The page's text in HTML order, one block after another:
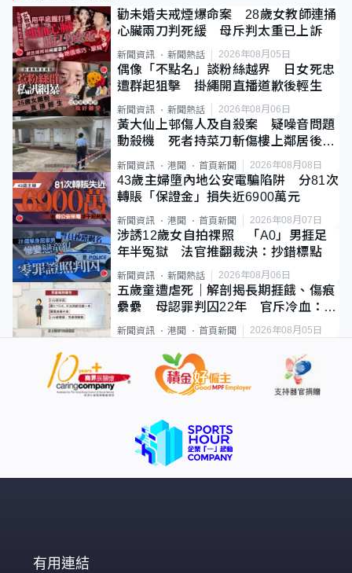
勸未婚夫戒煙爆命案 28歲女教師連捅
心臟兩刀判死緩 母斥判太重已上訴
新聞資訊 新聞熱話 2026年08月05日
偶像「不點名」談粉絲越界 日女死忠
遭群起狙擊 掛繩開直播道歉後輕生
新聞資訊 新聞熱話 2026年08月06日
黃大仙上邨傷人及自殺案 疑噪音問題
動殺機 死者持菜刀斬傷樓上鄰居後墮
新聞資訊 港聞 首頁新聞 2026年08月08日
43歲主婦墮內地公安電騙陷阱 分81次
轉賬「保證金」損失近6900萬元
新聞資訊 港聞 首頁新聞 2026年08月07日
涉誘12歲女自拍祼照 「A0」男捱足
年半冤獄 法官推翻裁決：抄錯標點
新聞資訊 新聞熱話 2026年08月06日
五歲童遭虐死｜解剖揭長期捱餓、傷痕
纍纍 母認罪判囚22年 官斥冷血：同
類案最惡劣
新聞資訊 港聞 首頁新聞 2026年08月05日
有用連結